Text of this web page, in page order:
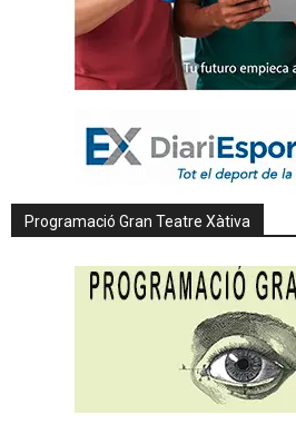
Programació Gran Teatre Xàtiva